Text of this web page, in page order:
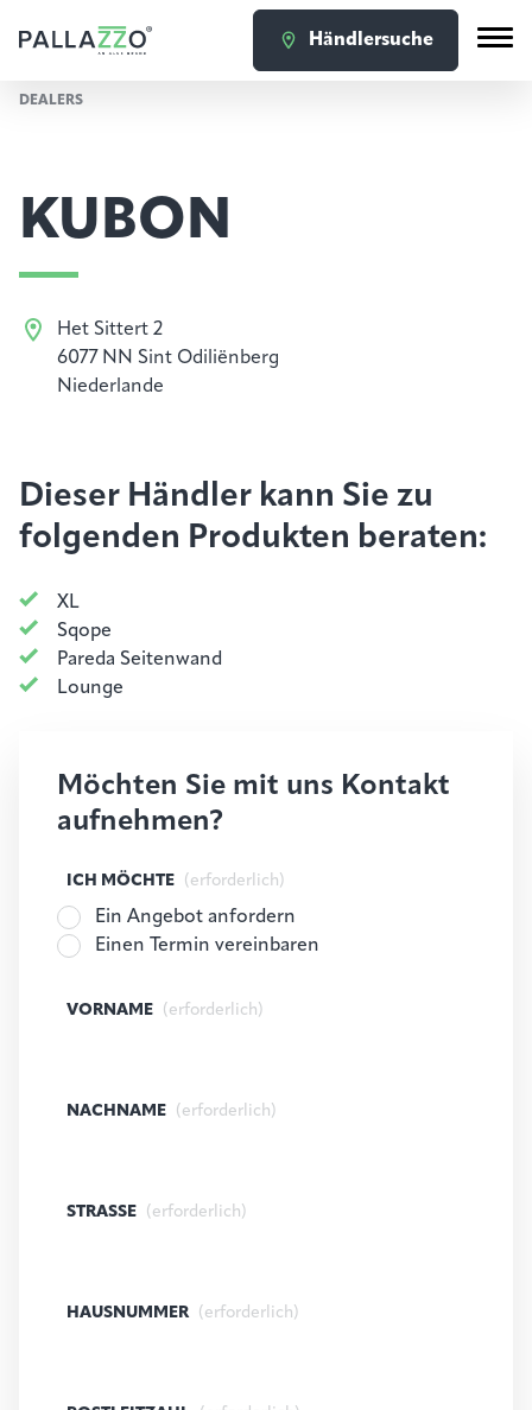
Händlersuche
DEALERS
KUBON
Het Sittert 2
6077 NN Sint Odiliënberg
Niederlande
Dieser Händler kann Sie zu
folgenden Produkten beraten:
XL
Sqope
Pareda Seitenwand
Lounge
Möchten Sie mit uns Kontakt
aufnehmen?
ICH MÖCHTE (erforderlich)
Ein Angebot anfordern
Einen Termin vereinbaren
VORNAME (erforderlich)
NACHNAME (erforderlich)
STRASSE (erforderlich)
HAUSNUMMER (erforderlich)